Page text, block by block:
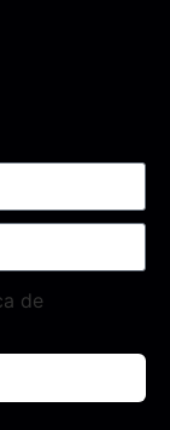
de